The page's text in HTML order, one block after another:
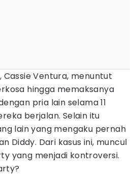
Cassie Ventura, menuntut
hingga memaksanya
pria lain selama 11
berjalan. Selain itu
lain yang mengaku pernah
Diddy. Dari kasus ini, muncul
yang menjadi kontroversi.